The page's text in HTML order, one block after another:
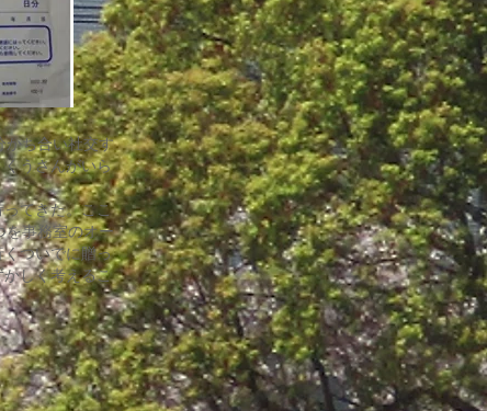
かち合い社交す
うさんがいら
てきた。ここ
を事務室のオー
ついでに贈っ
しく考えるこ